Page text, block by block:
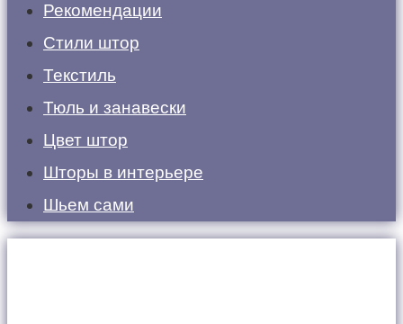
Рекомендации
Стили штор
Текстиль
Тюль и занавески
Цвет штор
Шторы в интерьере
Шьем сами